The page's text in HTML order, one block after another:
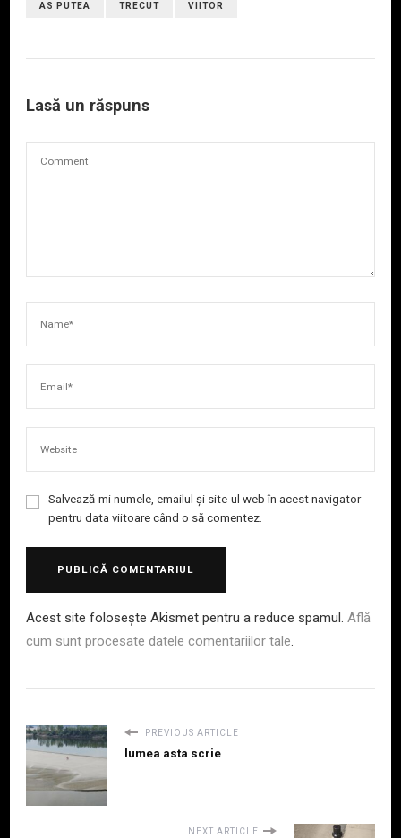
AS PUTEA TRECUT VIITOR
Lasă un răspuns
Salvează-mi numele, emailul și site-ul web în acest navigator
pentru data viitoare când o să comentez.
Acest site folosește Akismet pentru a reduce spamul. Află
cum sunt procesate datele comentariilor tale.
PREVIOUS ARTICLE
lumea asta scrie
NEXT ARTICLE